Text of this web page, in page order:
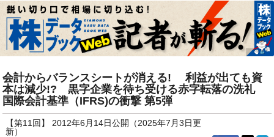
会計からバランスシートが消える! 利益が出ても資
本は減少!? 黒字企業を待ち受ける赤字転落の洗礼
国際会計基準（IFRS)の衝撃 第5弾
【第11回】 2012年6月14日公開（2025年7月3日更
新）